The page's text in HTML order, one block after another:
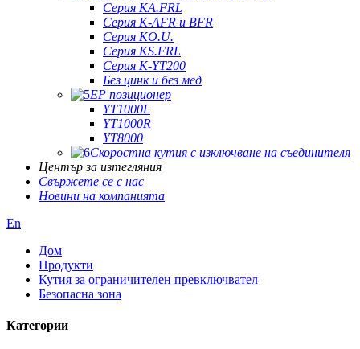
Серия KA.FRL
Серия K-AFR и BFR
Серия KO.U.
Серия KS.FRL
Серия K-YT200
Без цинк и без мед
EP позиционер
YT1000L
YT1000R
YT8000
Скоростна кутия с изключване на съединителя
Център за изтегляния
Свържете се с нас
Новини на компанията
En
Дом
Продукти
Кутия за ограничителен превключвател
Безопасна зона
Категории